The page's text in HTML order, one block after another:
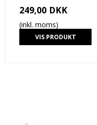
249,00 DKK
(inkl. moms)
VIS PRODUKT